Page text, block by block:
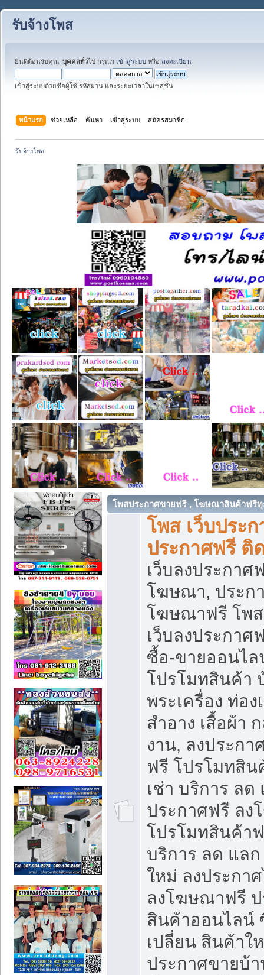
รับจ้างโพส
ยินดีต้อนรับคุณ, บุคคลทั่วไป กรุณา เข้าสู่ระบบ หรือ ลงทะเบียน
เข้าสู่ระบบด้วยชื่อผู้ใช้ รหัสผ่าน และระยะเวลาในเซสชั่น
หน้าแรก ช่วยเหลือ ค้นหา เข้าสู่ระบบ สมัครสมาชิก
รับจ้างโพส
โพสประกาศขายฟรี , โฆษณาสินค้าฟรี
โพส เว็บประก
ประกาศฟรี ติ
เว็บลงประกา
โฆษณา, ประก
โฆษณาฟรี โพส
เว็บลงประกา
ซื้อ-ขายออนไล
โปรโมทสินค้า
พระเครื่อง ท่อง
สำอาง เสื้อผ้า
งาน, ลงประก
ฟรี โปรโมทสิ
เช่า บริการ ลด
ประกาศฟรี ล
โปรโมทสินค้า
บริการ ลด แล
ใหม่ ลงประกา
ลงโฆษณาฟรี
สินค้าออนไลน์
เปลี่ยน สินค้าใ
ประกาศขายบ้